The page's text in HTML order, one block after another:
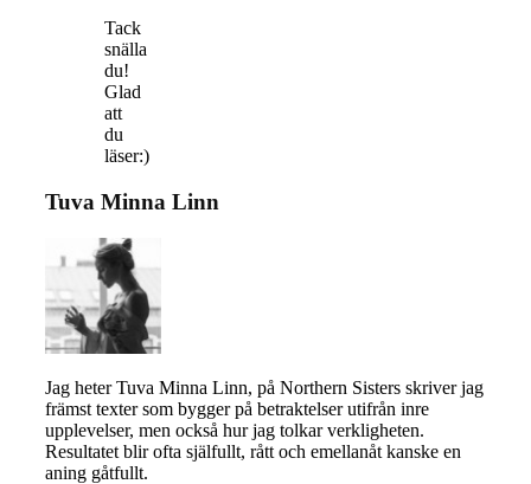
Tack
snälla
du!
Glad
att
du
läser:)
Tuva Minna Linn
Jag heter Tuva Minna Linn, på Northern Sisters skriver jag
främst texter som bygger på betraktelser utifrån inre
upplevelser, men också hur jag tolkar verkligheten.
Resultatet blir ofta själfullt, rått och emellanåt kanske en
aning gåtfullt.